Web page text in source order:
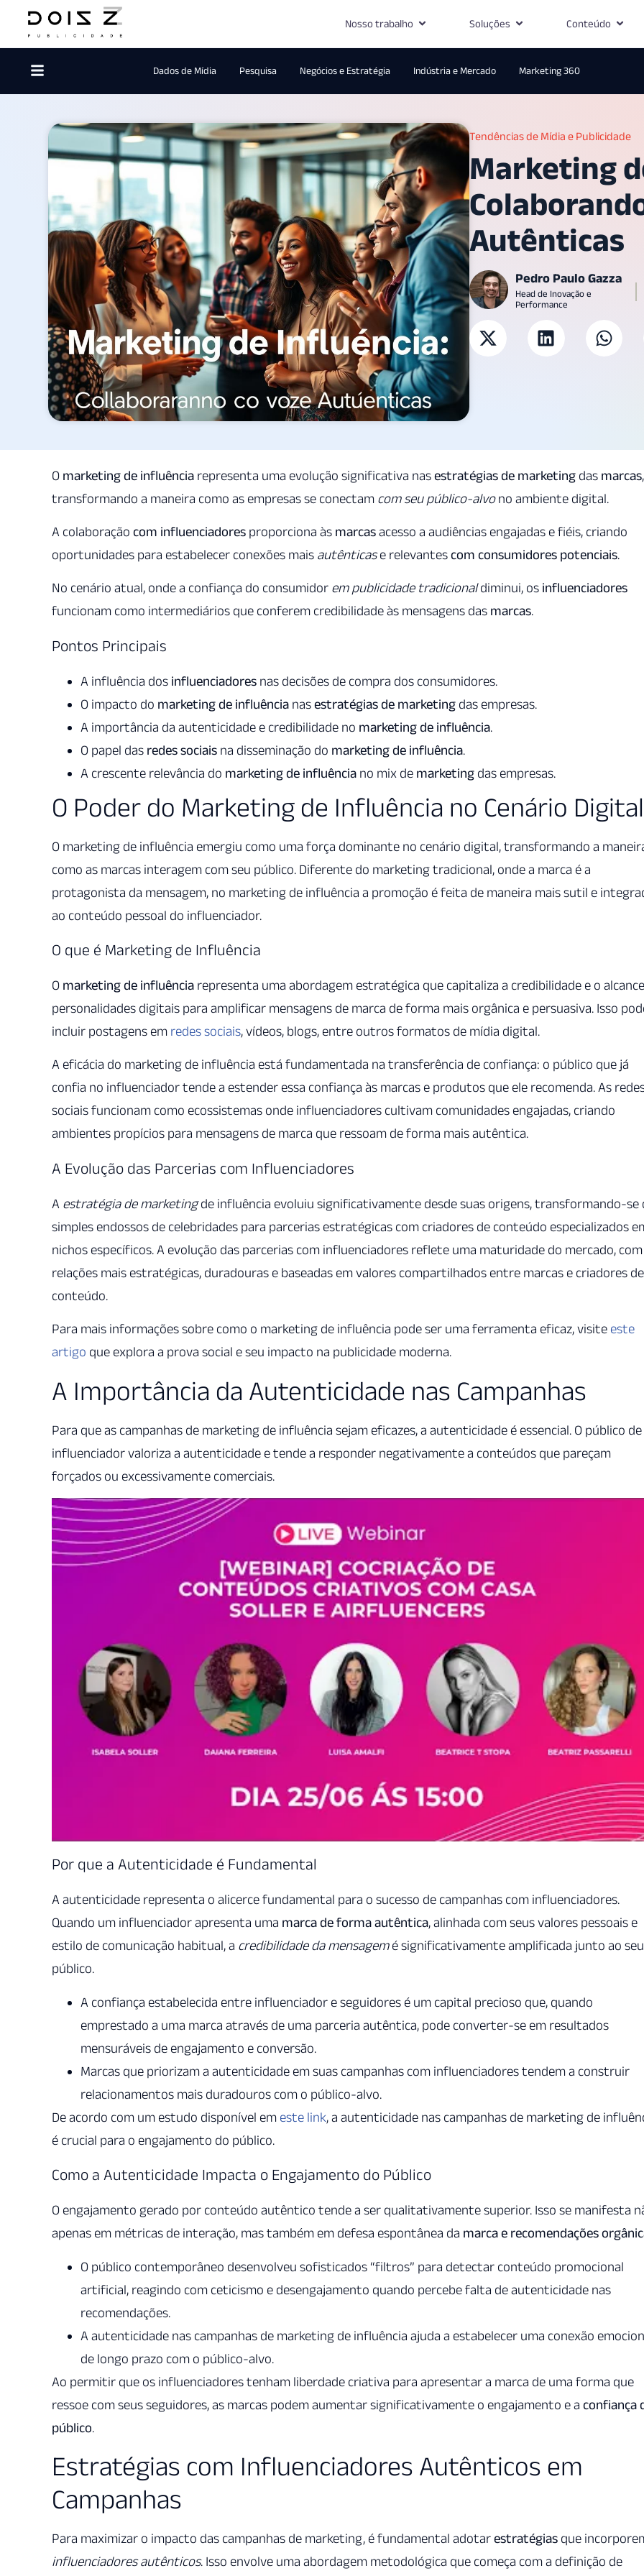
Nosso trabalho Soluções Conteúdo
Dados de Mídia Pesquisa Negócios e Estratégia Indústria e Mercado Marketing 360
Tendências de Mídia e Publicidade
Marketing
Autênticas
Pedro Paulo Gazza
Head de Inovação e
Performance
O marketing de influência representa uma evolução significativa nasestratégias de marketing das marcas,
transformando a maneira como as empresas se conectam com seu público-alvono ambiente digital.
A colaboração com influenciadores proporciona às marcasacesso a audiências engajadas e fiéis, criando
oportunidades para estabelecer conexões mais autênticase relevantescom consumidores potenciais.
No cenário atual, onde a confiança do consumidor em publicidade tradicionaldiminui, os influenciadores
funcionam como intermediários que conferem credibilidade às mensagens das marcas.
Pontos Principais
A influência dos influenciadores nas decisões de compra dos consumidores.
O impacto do marketing de influência nasestratégias de marketing das empresas.
A importância da autenticidade e credibilidade no marketing de influência.
O papel das redes sociais na disseminação do marketing de influência.
A crescente relevância do marketing de influência no mix de marketing das empresas.
O Poder do Marketing de Influência no Cenário Digital
O marketing de influência emergiu como uma força dominante no cenário digital, transformando a
como as marcas interagem com seu público. Diferente do marketing tradicional, onde a marca é a
protagonista da mensagem, no marketing de influência a promoção é feita de maneira mais sutil e
ao conteúdo pessoal do influenciador.
O que é Marketing de Influência
O marketing de influência representa uma abordagem estratégica que capitaliza a credibilidade e o
personalidades digitais para amplificar mensagens de marca de forma mais orgânica e persuasiva. Isso
incluir postagens em redes sociais, vídeos, blogs, entre outros formatos de mídia digital.
A eficácia do marketing de influência está fundamentada na transferência de confiança: o público que já
confia no influenciador tende a estender essa confiança às marcas e produtos que ele recomenda. As
sociais funcionam como ecossistemas onde influenciadores cultivam comunidades engajadas, criando
ambientes propícios para mensagens de marca que ressoam de forma mais autêntica.
A Evolução das Parcerias com Influenciadores
A estratégia de marketingde influência evoluiu significativamente desde suas origens, transformando-se
simples endossos de celebridades para parcerias estratégicas com criadores de conteúdo especializados
nichos específicos. A evolução das parcerias com influenciadores reflete uma maturidade do mercado, com
relações mais estratégicas, duradouras e baseadas em valores compartilhados entre marcas e criadores de
conteúdo.
Para mais informações sobre como o marketing de influência pode ser uma ferramenta eficaz, visite este
artigo que explora a prova social e seu impacto na publicidade moderna.
A Importância da Autenticidade nas Campanhas
Para que as campanhas de marketing de influência sejam eficazes, a autenticidade é essencial. O público
influenciador valoriza a autenticidade e tende a responder negativamente a conteúdos que pareçam
forçados ou excessivamente comerciais.
Por que a Autenticidade é Fundamental
A autenticidade representa o alicerce fundamental para o sucesso de campanhas com influenciadores.
Quando um influenciador apresenta uma marca de forma autêntica, alinhada com seus valores pessoais e
estilo de comunicação habitual, a credibilidade da mensagemé significativamente amplificada junto ao seu
público.
A confiança estabelecida entre influenciador e seguidores é um capital precioso que, quando
emprestado a uma marca através de uma parceria autêntica, pode converter-se em resultados
mensuráveis de engajamento e conversão.
Marcas que priorizam a autenticidade em suas campanhas com influenciadores tendem a construir
relacionamentos mais duradouros com o público-alvo.
De acordo com um estudo disponível em este link, a autenticidade nas campanhas de marketing de
é crucial para o engajamento do público.
Como a Autenticidade Impacta o Engajamento do Público
O engajamento gerado por conteúdo autêntico tende a ser qualitativamente superior. Isso se manifesta
apenas em métricas de interação, mas também em defesa espontânea da marca e recomendações
O público contemporâneo desenvolveu sofisticados “filtros” para detectar conteúdo promocional
artificial, reagindo com ceticismo e desengajamento quando percebe falta de autenticidade nas
recomendações.
A autenticidade nas campanhas de marketing de influência ajuda a estabelecer uma conexão
de longo prazo com o público-alvo.
Ao permitir que os influenciadores tenham liberdade criativa para apresentar a marca de uma forma que
ressoe com seus seguidores, as marcas podem aumentar significativamente o engajamento e a confiança
público.
Estratégias com Influenciadores Autênticos em
Campanhas
Para maximizar o impacto das campanhas de marketing, é fundamental adotarestratégias que
influenciadores autênticos. Isso envolve uma abordagem metodológica que começa com a definição de